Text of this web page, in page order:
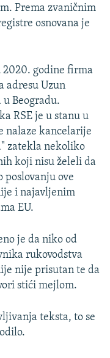
Prema zvaničnim
osnovana je
2020. godine firma
adresu Uzun
Beogradu.
RSE je u stanu u
nalaze kancelarije
zatekla nekoliko
koji nisu želeli da
poslovanju ove
i najavljenim
EU.
je da niko od
rukovodstva
nije prisutan te da
stići mejlom.
teksta, to se